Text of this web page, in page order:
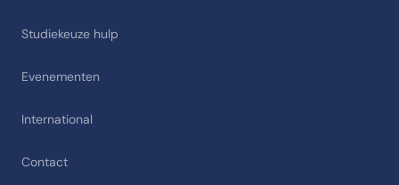
Studiekeuze hulp
Evenementen
International
Contact